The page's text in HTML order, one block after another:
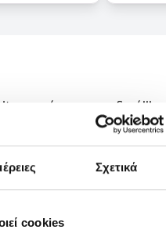
Σχετικά
cookies
και κάνε τα μοναδικά!!!
των 3 ετών.